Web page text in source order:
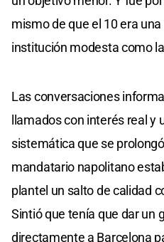
mismo de que el 10 era
institución modesta como
Las conversaciones
llamados con interés real y
sistemática que se
mandatario napolitano
plantel un salto de calidad
Sintió que tenía que dar un
directamente a Barcelona